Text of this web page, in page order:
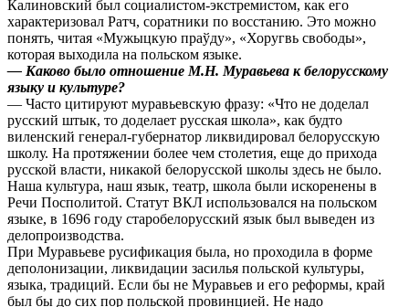
Калиновский был социалистом-экстремистом, как его
характеризовал Ратч, соратники по восстанию. Это можно
понять, читая «Мужыцкую праўду», «Хоругвь свободы»,
которая выходила на польском языке.
— Каково было отношение М.Н. Муравьева к белорусскому
языку и культуре?
— Часто цитируют муравьевскую фразу: «Что не доделал
русский штык, то доделает русская школа», как будто
виленский генерал-губернатор ликвидировал белорусскую
школу. На протяжении более чем столетия, еще до прихода
русской власти, никакой белорусской школы здесь не было.
Наша культура, наш язык, театр, школа были искоренены в
Речи Посполитой. Статут ВКЛ использовался на польском
языке, в 1696 году старобелорусский язык был выведен из
делопроизводства.
При Муравьеве русификация была, но проходила в форме
деполонизации, ликвидации засилья польской культуры,
языка, традиций. Если бы не Муравьев и его реформы, край
был бы до сих пор польской провинцией. Не надо